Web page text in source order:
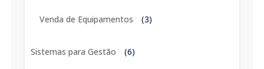
Venda de Equipamentos (3)
Sistemas para Gestão (6)